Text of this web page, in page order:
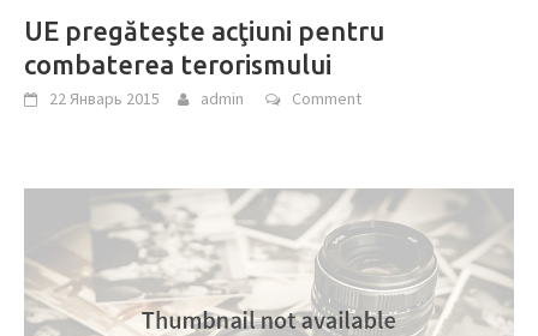
UE pregăteşte acţiuni pentru
combaterea terorismului
22 Январь 2015 admin Comment